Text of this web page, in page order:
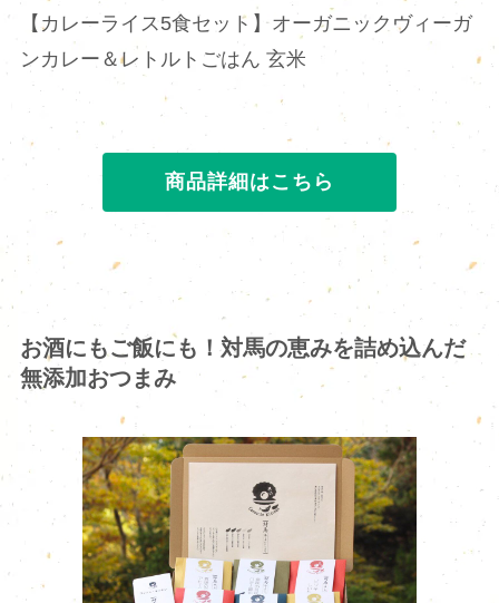
【カレーライス5食セット】オーガニックヴィーガ
ンカレー＆レトルトごはん 玄米
商品詳細はこちら
お酒にもご飯にも！対馬の恵みを詰め込んだ
無添加おつまみ